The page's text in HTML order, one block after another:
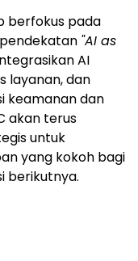
berfokus pada
"AI as
AI
layanan, dan
keamanan dan
akan terus
untuk
yang kokoh bagi
berikutnya.